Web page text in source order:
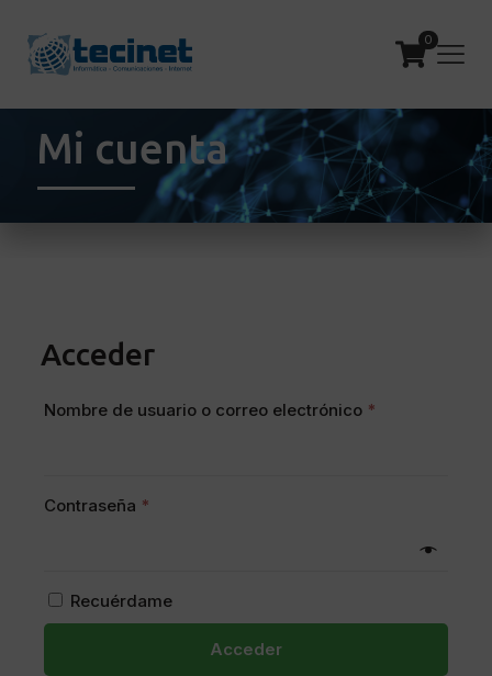
0
Mi cuenta
Acceder
Nombre de usuario o correo electrónico *
Contraseña *
Recuérdame
Acceder